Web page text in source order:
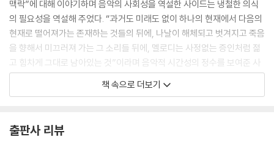
맥락”에 대해 이야기하며 음악의 사회성을 역설한 사이드는 냉철한 의식
의 필요성을 역설해 주었다. “과거도 미래도 없이 하나의 현재에서 다음의
현재로 떨어져가는 존재하는 것들의 뒤에, 나날이 해체되고 벗겨지고 죽음
을 향해서 미끄러져 가는 그 소리들 뒤에, 멜로디는 사정없는 증인처럼 젊
고 힘차게 그대로 남아있는 것”이라며 음악적 시간성의 정수를 보여준 사
르트르, “베토벤의 소나타 30번은.,, 약간 두근대며 듣다 보면 끝머리의 화
려한 종지부 없이 끝나는 줄 모르게 끝나는 곡”이라 하면서 “그렇게 살다
이 되었다. 이러한 과정에서 음악에 대한 생각들을 부족하지만 글로 써보
책 속으로 더보기
출판사 리뷰